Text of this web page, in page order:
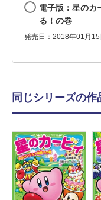
電子版：星の
る！の巻
発売日：2018年01月15
同じシリーズの作